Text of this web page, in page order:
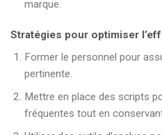
marque.
Stratégies pour optimiser
Former le personnel pour
pertinente.
Mettre en place des scripts
fréquentes tout en